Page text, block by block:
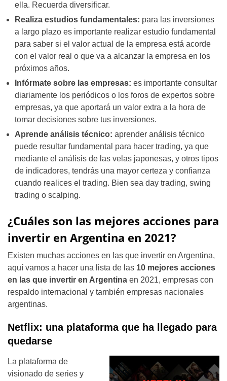
ella. Recuerda diversificar.
Realiza estudios fundamentales: para las inversiones
a largo plazo es importante realizar estudio fundamental
para saber si el valor actual de la empresa está acorde
con el valor real o que va a alcanzar la empresa en los
próximos años.
Infórmate sobre las empresas: es importante consultar
diariamente los periódicos o los foros de expertos sobre
empresas, ya que aportará un valor extra a la hora de
tomar decisiones sobre tus inversiones.
Aprende análisis técnico: aprender análisis técnico
puede resultar fundamental para hacer trading, ya que
mediante el análisis de las velas japonesas, y otros tipos
de indicadores, tendrás una mayor certeza y confianza
cuando realices el trading. Bien sea day trading, swing
trading o scalping.
¿Cuáles son las mejores acciones para
invertir en Argentina en 2021?
Existen muchas acciones en las que invertir en Argentina,
aquí vamos a hacer una lista de las 10 mejores acciones
en las que invertir en Argentina en 2021, empresas con
respaldo internacional y también empresas nacionales
argentinas.
Netflix: una plataforma que ha llegado para
quedarse
La plataforma de
visionado de series y